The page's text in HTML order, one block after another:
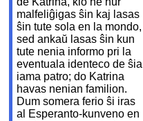
malfeliĝigas ŝin kaj lasas
ŝin tute sola en la mondo,
sed ankaŭ lasas ŝin kun
tute nenia informo pri la
eventuala identeco de ŝia
iama patro; do Katrina
havas nenian familion.
Dum somera ferio ŝi iras
al Esperanto-kunveno en